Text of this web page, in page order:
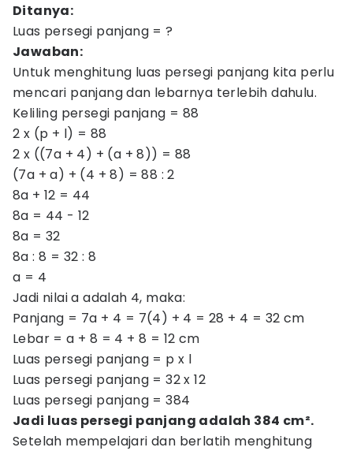
Ditanya:
Luas persegi panjang = ?
Jawaban:
Untuk menghitung luas persegi panjang kita perlu
mencari panjang dan lebarnya terlebih dahulu.
Keliling persegi panjang = 88
2 x (p + l) = 88
2 x ((7a + 4) + (a + 8)) = 88
(7a + a) + (4 + 8) = 88 : 2
8a + 12 = 44
8a = 44 - 12
8a = 32
8a : 8 = 32 : 8
a = 4
Jadi nilai a adalah 4, maka:
Panjang = 7a + 4 = 7(4) + 4 = 28 + 4 = 32 cm
Lebar = a + 8 = 4 + 8 = 12 cm
Luas persegi panjang = p x l
Luas persegi panjang = 32 x 12
Luas persegi panjang = 384
Jadi luas persegi panjang adalah 384 cm².
Setelah mempelajari dan berlatih menghitung